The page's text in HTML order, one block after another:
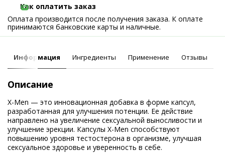
Как оплатить заказ
Оплата производится после получения заказа. К оплате
принимаются банковские карты и наличные.
Информация Ингредиенты Применение Отзывы
Описание
X-Men — это инновационная добавка в форме капсул,
разработанная для улучшения потенции. Ее действие
направлено на увеличение сексуальной выносливости и
улучшение эрекции. Капсулы X-Men способствуют
повышению уровня тестостерона в организме, улучшая
сексуальное здоровье и уверенность в себе.